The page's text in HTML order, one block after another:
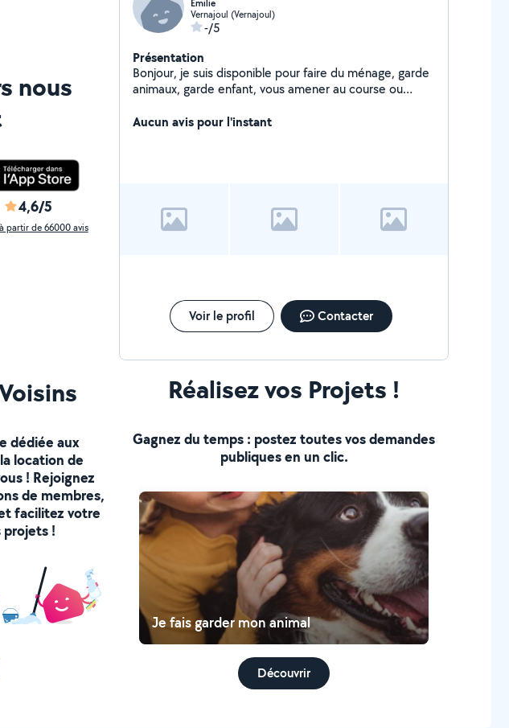
nous
4,6/5
partir de 66000 avis
Émilie
Vernajoul (Vernajoul)
-/5
Présentation
Bonjour, je suis disponible pour faire du ménage, garde
animaux, garde enfant, vous amener au course ou
Aucun avis pour l'instant
Voir le profil Contacter
dédiée aux
location de
! Rejoignez
de membres,
facilitez votre
!
Réalisez vos Projets !
Gagnez du temps : postez toutes vos demandes
publiques en un clic.
Je fais garder mon animal
Découvrir